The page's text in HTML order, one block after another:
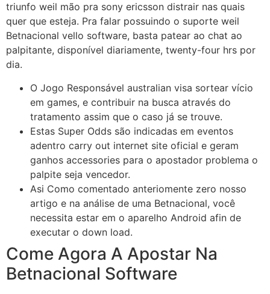
triunfo weil mão pra sony ericsson distrair nas quais
quer que esteja. Pra falar possuindo o suporte weil
Betnacional vello software, basta patear ao chat ao
palpitante, disponível diariamente, twenty-four hrs por
dia.
O Jogo Responsável australian visa sortear vício
em games, e contribuir na busca através do
tratamento assim que o caso já se trouve.
Estas Super Odds são indicadas em eventos
adentro carry out internet site oficial e geram
ganhos accessories para o apostador problema o
palpite seja vencedor.
Asi Como comentado anteriomente zero nosso
artigo e na análise de uma Betnacional, você
necessita estar em o aparelho Android afin de
executar o down load.
Come Agora A Apostar Na
Betnacional Software